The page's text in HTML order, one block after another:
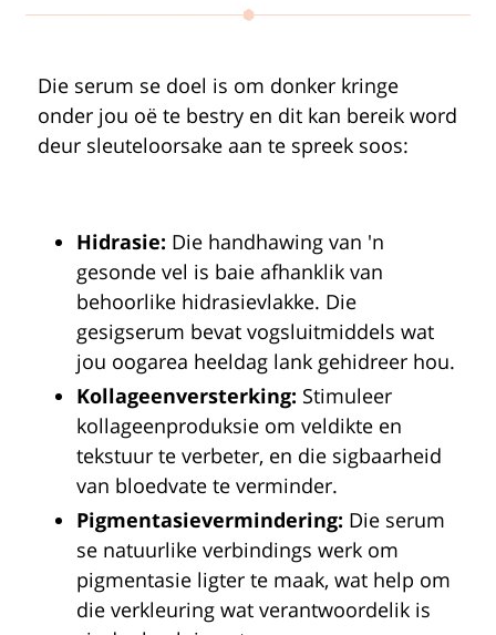
Die serum se doel is om donker kringe
onder jou oë te bestry en dit kan bereik word
deur sleuteloorsake aan te spreek soos:
Hidrasie: Die handhawing van 'n
gesonde vel is baie afhanklik van
behoorlike hidrasievlakke. Die
gesigserum bevat vogsluitmiddels wat
jou oogarea heeldag lank gehidreer hou.
Kollageenversterking: Stimuleer
kollageenproduksie om veldikte en
tekstuur te verbeter, en die sigbaarheid
van bloedvate te verminder.
Pigmentasievermindering: Die serum
se natuurlike verbindings werk om
pigmentasie ligter te maak, wat help om
die verkleuring wat verantwoordelik is